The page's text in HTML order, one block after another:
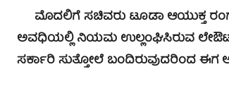
ಮೊದಲಿಗೆ ಸಚಿವರು ಟೂಡಾ ಆಯುಕ್ತ
ಅವಧಿಯಲ್ಲಿ ನಿಯಮ ಉಲ್ಲಂಘಿಸಿರುವ
ಸರ್ಕಾರಿ ಸುತ್ತೋಲೆ ಬಂದಿರುವುದರಿಂದ ಈಗ